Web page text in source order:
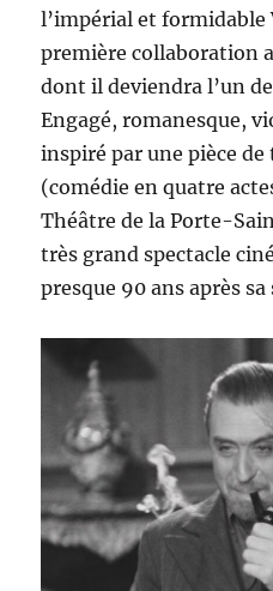
l’impérial et formidable
première collaboration
dont il deviendra l’un
Engagé, romanesque,
inspiré par une pièce de
(comédie en quatre
Théâtre de la Porte-
très grand spectacle
presque 90 ans après